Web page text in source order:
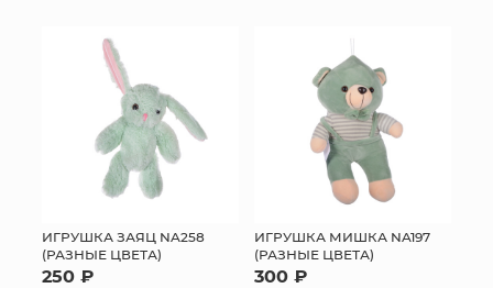
ИГРУШКА ЗАЯЦ NA258
(РАЗНЫЕ ЦВЕТА)
250 ₽
ИГРУШКА МИШКА NA197
(РАЗНЫЕ ЦВЕТА)
300 ₽